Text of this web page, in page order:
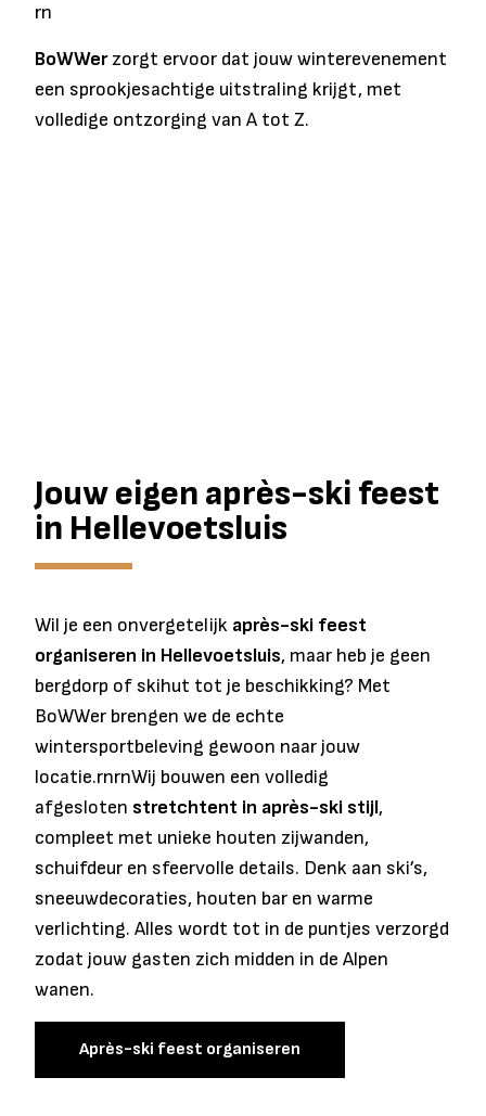
rn
BoWWerzorgt ervoor dat jouw winterevenement
een sprookjesachtige uitstraling krijgt, met
volledige ontzorging van A tot Z.
Jouw eigen après-ski feest
in Hellevoetsluis
Wil je een onvergetelijk après-ski feest
organiseren in Hellevoetsluis, maar heb je geen
bergdorp of skihut tot je beschikking? Met
BoWWer brengen we de echte
wintersportbeleving gewoon naar jouw
locatie.rnrnWij bouwen een volledig
afgesloten stretchtent in après-ski stijl,
compleet met unieke houten zijwanden,
schuifdeur en sfeervolle details. Denk aan ski’s,
sneeuwdecoraties, houten bar en warme
verlichting. Alles wordt tot in de puntjes verzorgd
zodat jouw gasten zich midden in de Alpen
wanen.
Après-ski feest organiseren